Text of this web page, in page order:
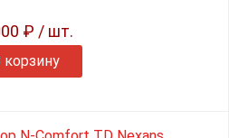
₽ / шт.
корзину